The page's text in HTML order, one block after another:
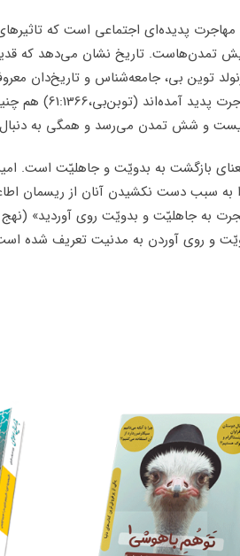
پدیده‌ای اجتماعی است که تاثیرهای
تمدن‌هاست. تاریخ نشان می‌دهد که
توین بی، جامعه‌‌شناس و تاریخ‌دان
به پنج هزار سال پیش می­داند
و شش تمدن می‌رسد و همگی به
بازگشت به بدویّت و جاهلیّت است.
به سبب دست نکشیدن آنان از ریسمان